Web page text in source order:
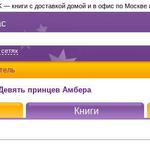
— книги с доставкой домой и в офис по Москве
принцев Амбера
Книги